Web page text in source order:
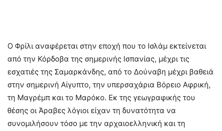
Ο Φρίλι αναφέρεται στην εποχή που το Ισλάμ εκτείνεται
από την Κόρδοβα της σημερινής Ισπανίας, μέχρι τις
εσχατιές της Σαμαρκάνδης, από το Δούναβη μέχρι βαθειά
στην σημερινή Αίγυπτο, την υπερσαχάρια Βόρειο Αφρική,
τη Μαγρέμπ και το Μαρόκο. Εκ της γεωγραφικής του
θέσης οι Άραβες λόγιοι είχαν τη δυνατότητα να
συνομιλήσουν τόσο με την αρχαιοελληνική και τη